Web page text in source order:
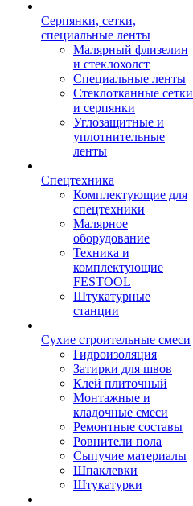
Серпянки, сетки,
специальные ленты
Малярный флизелин
и стеклохолст
Специальные ленты
Стеклотканные сетки
и серпянки
Углозащитные и
уплотнительные
ленты
Спецтехника
Комплектующие для
спецтехники
Малярное
оборудование
Техника и
комплектующие
FESTOOL
Штукатурные
станции
Сухие строительные смеси
Гидроизоляция
Затирки для швов
Клей плиточный
Монтажные и
кладочные смеси
Ремонтные составы
Ровнители пола
Сыпучие материалы
Шпаклевки
Штукатурки